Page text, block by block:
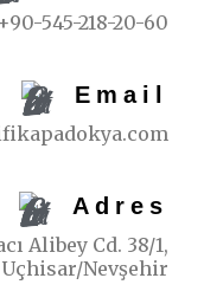
+90-545-218-20-60
Email
Adres
Alibey Cd. 38/1,
Uçhisar/Nevşehir